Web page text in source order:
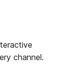
channel.